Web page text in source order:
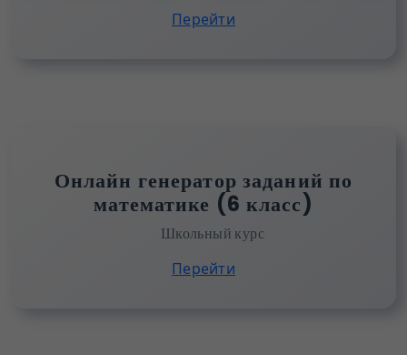
Перейти
Онлайн генератор заданий по
математике (6 класс)
Школьный курс
Перейти